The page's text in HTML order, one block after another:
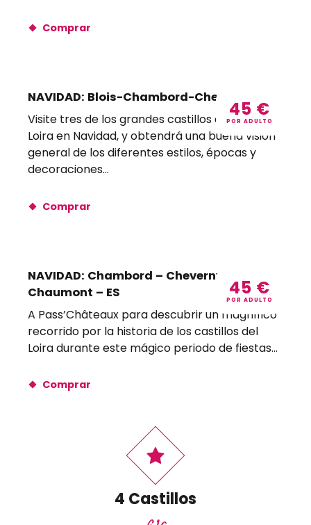
Comprar
NAVIDAD: Blois-Chambord-Cheverny – ES
Visite tres de los grandes castillos del Valle del
Loira en Navidad, y obtendrá una buena visión
general de los diferentes estilos, épocas y
decoraciones...
45 €
POR ADULTO
Comprar
NAVIDAD: Chambord – Cheverny –
Chaumont – ES
A Pass’Châteaux para descubrir un magnífico
recorrido por la historia de los castillos del
Loira durante este mágico periodo de fiestas...
45 €
POR ADULTO
Comprar
4 Castillos